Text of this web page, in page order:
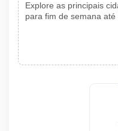
Explore as principais
para fim de semana até